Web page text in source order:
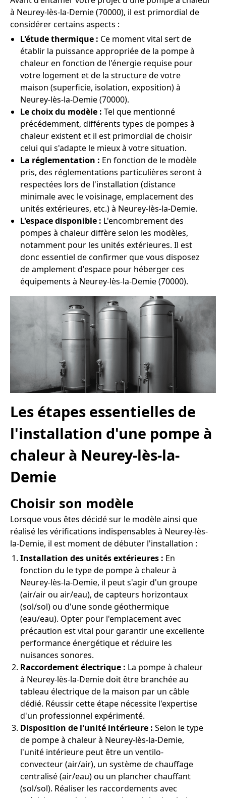
à Neurey-lès-la-Demie (70000), il est primordial de
considérer certains aspects :
L'étude thermique : Ce moment vital sert de
établir la puissance appropriée de la pompe à
chaleur en fonction de l'énergie requise pour
votre logement et de la structure de votre
maison (superficie, isolation, exposition) à
Neurey-lès-la-Demie (70000).
Le choix du modèle : Tel que mentionné
précédemment, différents types de pompes à
chaleur existent et il est primordial de choisir
celui qui s'adapte le mieux à votre situation.
La réglementation : En fonction de le modèle
pris, des réglementations particulières seront à
respectées lors de l'installation (distance
minimale avec le voisinage, emplacement des
unités extérieures, etc.) à Neurey-lès-la-Demie.
L'espace disponible : L'encombrement des
pompes à chaleur diffère selon les modèles,
notamment pour les unités extérieures. Il est
donc essentiel de confirmer que vous disposez
de amplement d'espace pour héberger ces
équipements à Neurey-lès-la-Demie (70000).
Les étapes essentielles de
l'installation d'une pompe à
chaleur à Neurey-lès-la-
Demie
Choisir son modèle
Lorsque vous êtes décidé sur le modèle ainsi que
réalisé les vérifications indispensables à Neurey-lès-
la-Demie, il est moment de débuter l'installation :
Installation des unités extérieures : En
fonction du le type de pompe à chaleur à
Neurey-lès-la-Demie, il peut s'agir d'un groupe
(air/air ou air/eau), de capteurs horizontaux
(sol/sol) ou d'une sonde géothermique
(eau/eau). Opter pour l'emplacement avec
précaution est vital pour garantir une excellente
performance énergétique et réduire les
nuisances sonores.
Raccordement électrique : La pompe à chaleur
à Neurey-lès-la-Demie doit être branchée au
tableau électrique de la maison par un câble
dédié. Réussir cette étape nécessite l'expertise
d'un professionnel expérimenté.
Disposition de l'unité intérieure : Selon le type
de pompe à chaleur à Neurey-lès-la-Demie,
l'unité intérieure peut être un ventilo-
convecteur (air/air), un système de chauffage
centralisé (air/eau) ou un plancher chauffant
(sol/sol). Réaliser les raccordements avec